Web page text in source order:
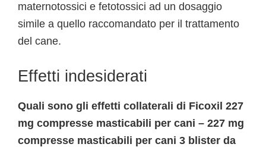
maternotossici e fetotossici ad un dosaggio
simile a quello raccomandato per il trattamento
del cane.
Effetti indesiderati
Quali sono gli effetti collaterali di Ficoxil 227
mg compresse masticabili per cani – 227 mg
compresse masticabili per cani 3 blister da